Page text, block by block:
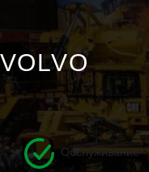
Обслуживание